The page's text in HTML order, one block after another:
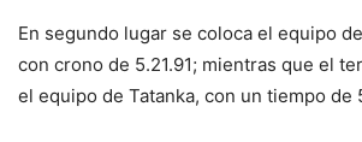
En segundo lugar se coloca el equipo
con crono de 5.21.91; mientras que el
el equipo de Tatanka, con un tiempo de